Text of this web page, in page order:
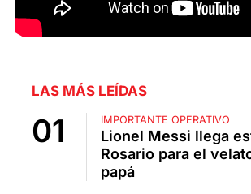
LAS MÁS LEÍDAS
IMPORTANTE OPERATIVO
Lionel Messi llega
Rosario para el
papá